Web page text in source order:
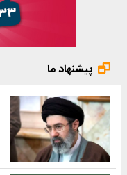
پیشنهاد ما